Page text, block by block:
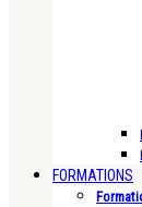
FORMATIONS